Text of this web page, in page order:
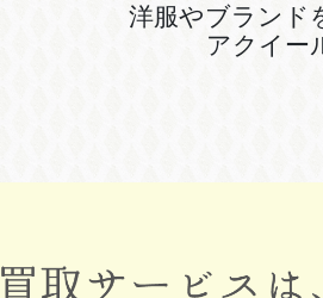
洋服やブランド
アクイー